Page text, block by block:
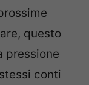
questo
pressione
conti